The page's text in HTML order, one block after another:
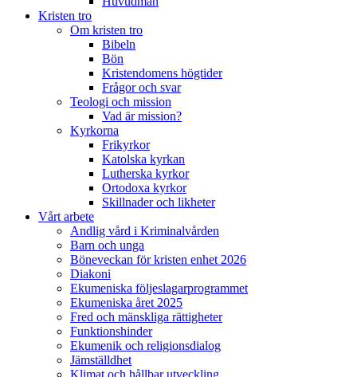
Kristen tro
Om kristen tro
Bibeln
Bön
Kristendomens högtider
Frågor och svar
Teologi och mission
Vad är mission?
Kyrkorna
Frikyrkor
Katolska kyrkan
Lutherska kyrkor
Ortodoxa kyrkor
Skillnader och likheter
Vårt arbete
Andlig vård i Kriminalvården
Barn och unga
Böneveckan för kristen enhet 2026
Diakoni
Ekumeniska följeslagarprogrammet
Ekumeniska året 2025
Fred och mänskliga rättigheter
Funktionshinder
Ekumenik och religionsdialog
Jämställdhet
Klimat och hållbar utveckling